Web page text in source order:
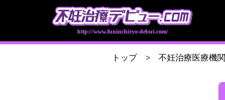
http://www.funinchiryo-debut.com/
トップ 不妊治療医療機